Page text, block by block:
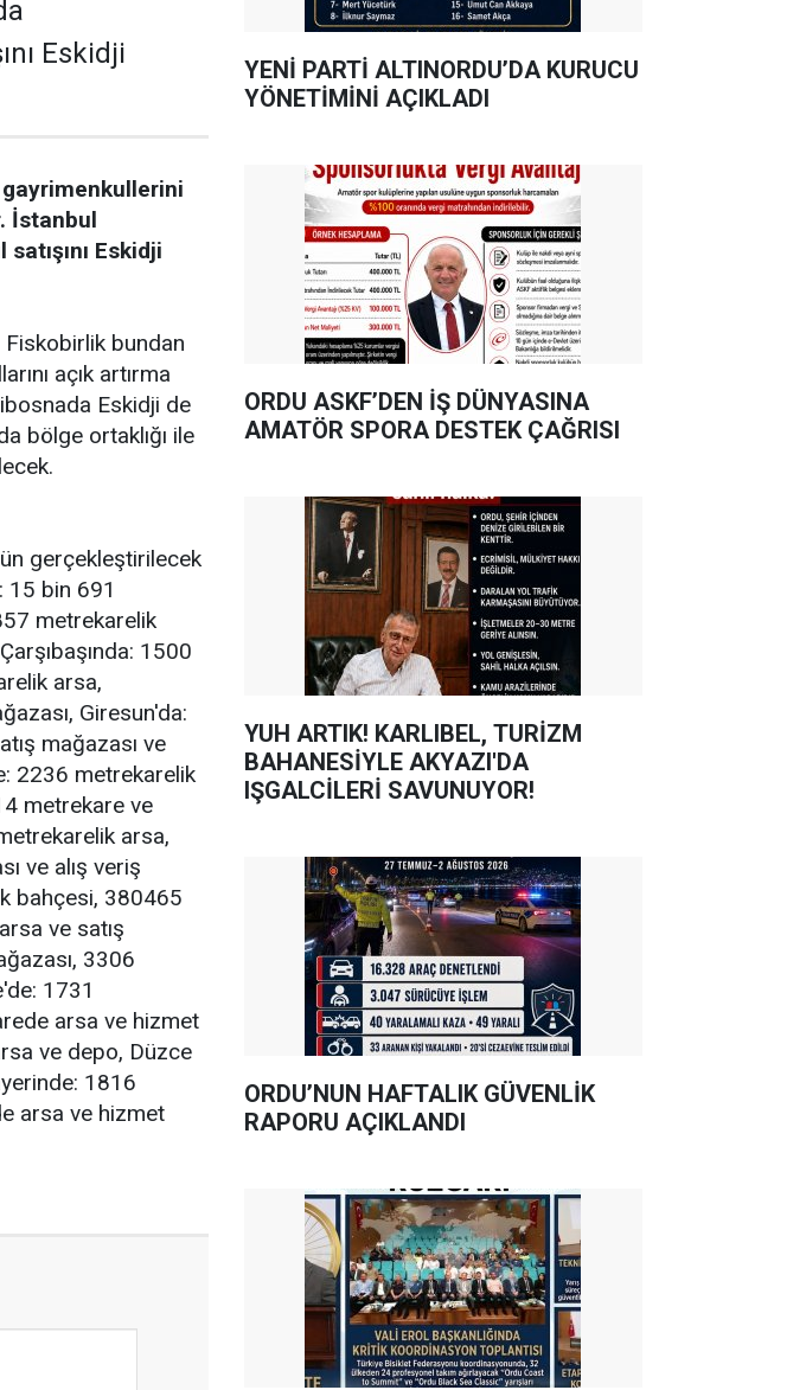
Eskidji
gayrimenkullerini
İstanbul
Eskidji
Fiskobirlik bundan
açık artırma
Eskidji de
bölge ortaklığı ile
gerçekleştirilecek
15 bin 691
metrekarelik
1500
arsa,
Giresun'da:
mağazası ve
2236 metrekarelik
metrekare ve
arsa,
ve alış veriş
bahçesi, 380465
ve satış
3306
1731
arsa ve hizmet
ve depo, Düzce
1816
arsa ve hizmet
YENİ PARTİ ALTINORDU’DA KURUCU
YÖNETİMİNİ AÇIKLADI
ORDU ASKF’DEN İŞ DÜNYASINA
AMATÖR SPORA DESTEK ÇAĞRISI
YUH ARTIK! KARLIBEL, TURİZM
BAHANESİYLE AKYAZI'DA
IŞGALCİLERİ SAVUNUYOR!
ORDU’NUN HAFTALIK GÜVENLİK
RAPORU AÇIKLANDI